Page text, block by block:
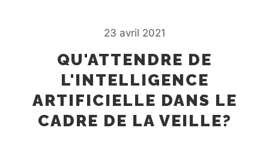
23 avril 2021
QU'ATTENDRE DE
L'INTELLIGENCE
ARTIFICIELLE DANS LE
CADRE DE LA VEILLE?